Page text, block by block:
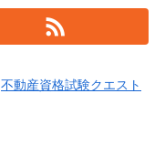
不動産資格試験クエスト